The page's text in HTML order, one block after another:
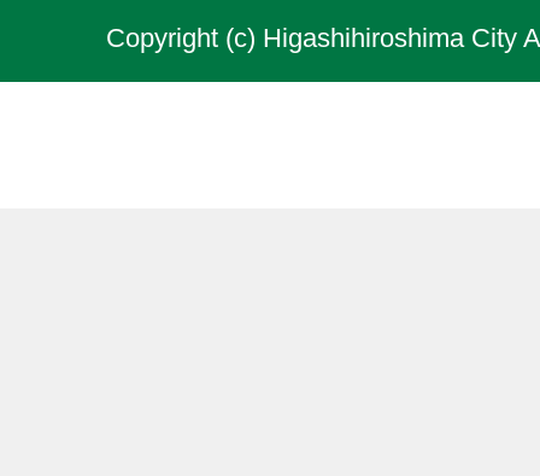
Copyright (c) Higashihiroshima City